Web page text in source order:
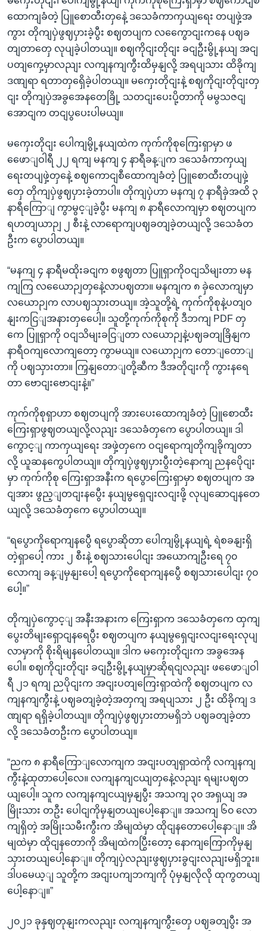
ထောကျခံတဲ့ ပြူစောထီးတှနေဲ့ ဒသေခံကာကှယျရေး တပျဖှဲ့အ
ကွား တိုကျပှဲဖွဈပှားခဲ့ပွီး စဈတပျက လကွေောငျးကနေ ပဈခ
တျတာတှေ လုပျခဲ့ပါတယျ။ စဈကိုငျးတိုငျး ခငျဦးမွို့နယျ အငျ
ပတျကှေ့မှာလညျး လကျနကျကွီးထိမှနျလို့ အရပျသား ထိခိုကျ
ဒဏျရာ ရတာတှရှေိခဲ့ပါတယျ။ မကှေးတိုငျးနဲ့ စဈကိုငျးတိုငျးတှ
ငျး တိုကျပှဲအခွအေနတေခြို့ သတငျးပေးပို့တာကို မမွသဇငျ
အောငျက တငျပွပေးပါမယျ။
မကှေးတိုငျး ပေါကျမွို့နယျထဲက ကုက်ကိုစုကြေးရှာမှာ ဖ
ဖေောျဝါရီ ၂၂ ရကျ မနကျ ၄ နာရီခန့ျက ဒသေခံကာကှယျ
ရေးတပျဖှဲ့တှနေဲ့ စဈကောငျစီထောကျခံတဲ့ ပြူစောထီးတပျဖှဲ့
တှေ တိုကျပှဲဖွဈပှားခဲ့တာပါ။ တိုကျပှဲဟာ မနကျ ၇ နာရီခှဲအထိ ၃
နာရီကြောျ ကွာမွင့ျခဲ့ပွီး မနကျ ၈ နာရီလောကျမှာ စဈတပျက
ရဟတျယာဉျ ၂ စီးနဲ့ လာရောကျပဈခတျခဲ့တယျလို့ ဒသေခံတ
ဦးက ပွောပါတယျ။
“မနကျ ၄ နာရီမထိုးခငျက စဖွဈတာ ပြူရှာကိုဝငျသိမျးတာ မန
ကျကြ လယေောဉျတှနေဲ့လာပဈတာ။ မနကျက ၈ ခှဲလောကျမှာ
လယောဉျက လာပဈသှားတယျ။ အဲ့သူတို့ရဲ့ ကုက်ကိုစုနဲ့ပတျဝ
နျးကငြျအနားတှပေေါ့။ သူတို့ကုက်ကိုစုကို ဒီဘကျ PDF တှ
ကေ ပြူရှာကို ဝငျသိမျးခငြျတာ လယောဉျနဲ့ပဈခတျခြိနျက
နာရီဝကျလောကျတော့ ကွာမယျ။ လယောဉျက တောျတောျ
ကို ပဈသှားတာ။ ကြှနျတောျတို့ဆီက ဒီအတိုငျးကို ကွားနရေ
တာ ဗောငျးဗောငျးနဲ့။”
ကုက်ကိုစုရှာဟာ စဈတပျကို အားပေးထောကျခံတဲ့ ပြူစောထီး
ကြေးရှာဖွဈတယျလို့လညျး ဒသေခံတှကေ ပွောပါတယျ။ ဒါ
ကွောင့ျ ကာကှယျရေး အဖှဲ့တှကေ ဝငျရောကျတိုကျခိုကျတာ
လို့ ယူဆနကွေပါတယျ။ တိုကျပှဲဖွဈပှားပွီးတဲ့နောကျ ညနပေိုငျး
မှာ ကုက်ကိုစု ကြေးရှာအနီးက ရပွောကြေးရှာမှာ စဈတပျက အ
ငျအား ဖွည့ျတငျးနပွေီး နယျမွရှေငျးလငျးဖို့ လုပျဆောငျနတေ
ယျလို့ ဒသေခံတှကေ ပွောပါတယျ။
“ရပွောကိုရောကျနပွေီ ရပွောဆိုတာ ပေါကျမွို့နယျရဲ့ ရဲစခနျးရှိ
တဲ့ရှာပေါ့ ကား ၂ စီးနဲ့ စဈသားပေါငျး အယောကျဦးရေ ၇၀
လောကျ ခန့ျမှနျးပေါ့ ရပွောကိုရောကျနပွေီ စဈသားပေါငျး ၇၀
ပေါ့။”
တိုကျပှဲကွောင့ျ အနီးအနားက ကြေးရှာက ဒသေခံတှကေ ထှကျ
ပွေးတိမျးရှောငျနရေပွီး စဈတပျက နယျမွရှေငျးလငျးရေးလုပျ
လာမှာကို စိုးရိမျနပေါတယျ။ ဒါက မကှေးတိုငျးက အခွအေန
ပေါ။ စဈကိုငျးတိုငျး ခငျဦးမွို့နယျမှာဆိုရငျလညျး ဖဖေောျဝါ
ရီ ၂၁ ရကျ ညပိုငျးက အငျးပတျကြေးရှာထဲကို စဈတပျက လ
ကျနကျကွီးနဲ့ ပဈခတျခဲ့တဲ့အတှကျ အရပျသား ၂ ဦး ထိခိုကျ ဒ
ဏျရာ ရရှိခဲ့ပါတယျ။ တိုကျပှဲဖွဈပှားတာမရှိဘဲ ပဈခတျခဲ့တာ
လို့ ဒသေခံတဦးက ပွောပါတယျ။
“ညက ၈ နာရီကြောျလောကျက အငျးပတျရှာထဲကို လကျနကျ
ကွီးနဲ့ထုတာပေါ့လေ။ လကျနကျငယျတှနေဲ့လညျး ရမျးပဈတ
ယျပေါ့။ သူက လကျနကျငယျမှနျပွီး အသကျ ၃၀ အရှယျ အ
မြိုးသား တဦး ပေါငျကိုမှနျတယျပေါ့နောျ။ အသကျ ၆၀ လော
ကျရှိတဲ့ အမြိုးသမီးကွီးက အိမျထဲမှာ ထိုငျနတောပေါ့နောျ။ အိ
မျထဲမှာ ထိုငျနတောကို အိမျထဲကပြွီးတော့ နောကျကြောကိုမှနျ
သှားတယျပေါ့နောျ။ တိုကျပှဲလညျးဖွဈပှားခွငျးလညျးမရှိဘူး။
ဒါပမေယ့ျ သူတို့က အငျးပကျဘကျကို ပုံမှနျလိုလို ထုကွတယျ
ပေါ့နောျ။”
၂၀၂၁ ခုနှဈတုနျးကလညျး လကျနကျကွီးတှေ ပဈခတျပွီး အ